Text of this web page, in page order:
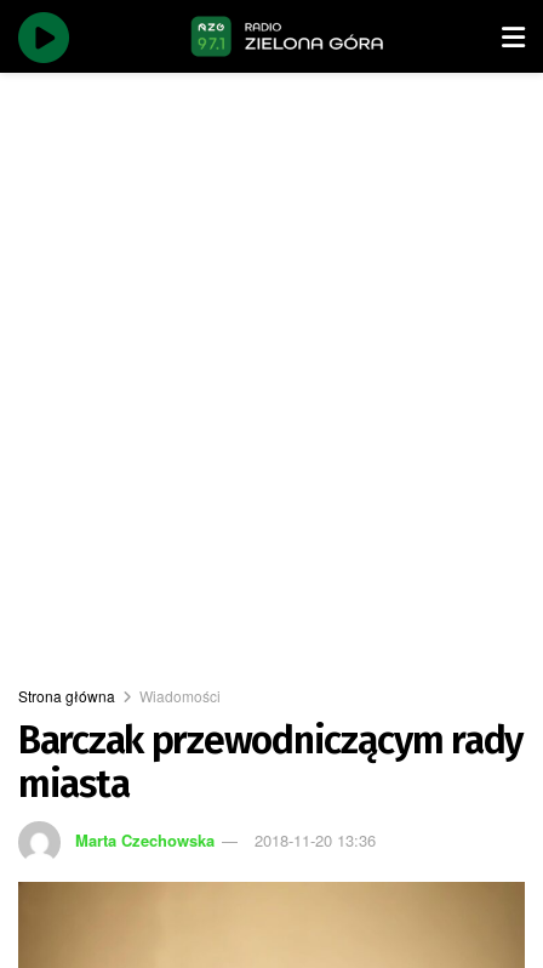
Strona główna Wiadomości
Barczak przewodniczącym rady
miasta
Marta Czechowska 2018-11-20 13:36